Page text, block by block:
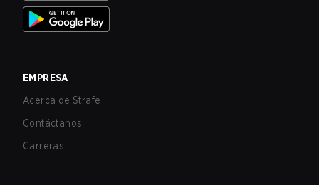
EMPRESA
Acerca de Strafe
Contáctanos
Carreras